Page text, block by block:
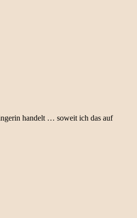
handelt … soweit ich das auf